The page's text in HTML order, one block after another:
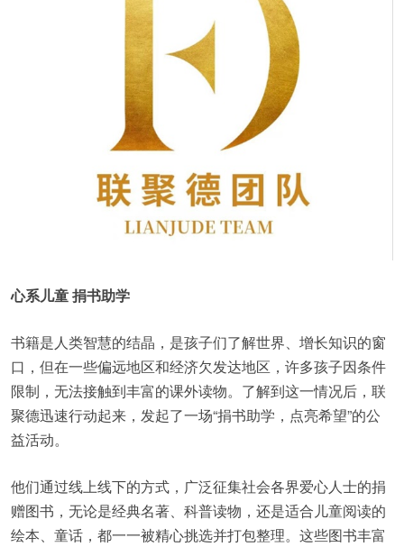
心系儿童 捐书助学
书籍是人类智慧的结晶，是孩子们了解世界、增长知识的窗
口，但在一些偏远地区和经济欠发达地区，许多孩子因条件
限制，无法接触到丰富的课外读物。了解到这一情况后，联
聚德迅速行动起来，发起了一场“捐书助学，点亮希望”的公
益活动。
他们通过线上线下的方式，广泛征集社会各界爱心人士的捐
赠图书，无论是经典名著、科普读物，还是适合儿童阅读的
绘本、童话，都一一被精心挑选并打包整理。这些图书丰富